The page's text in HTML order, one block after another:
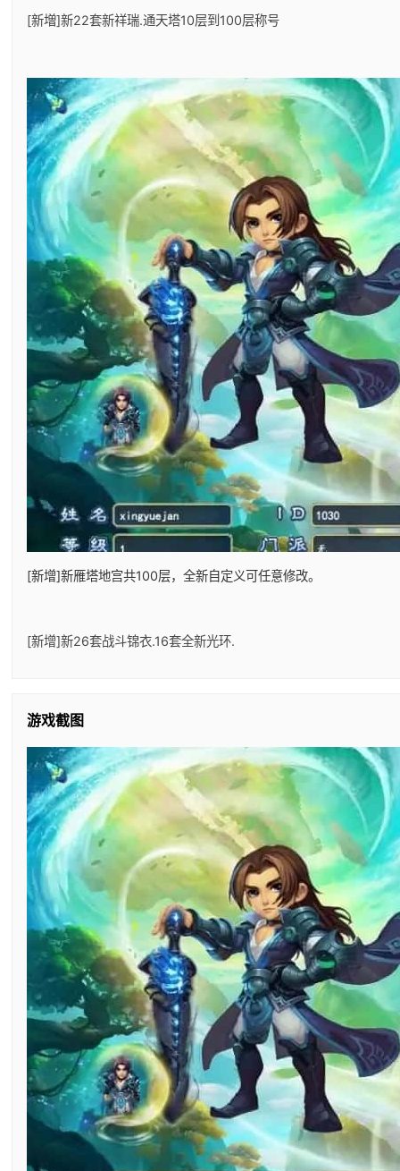
[新増]新22套新祥瑞.通天塔10层到100层称号
[新增]新雁塔地宫共100层，全新自定义可任意修改。
[新增]新26套战斗锦衣.16套全新光环.
游戏截图